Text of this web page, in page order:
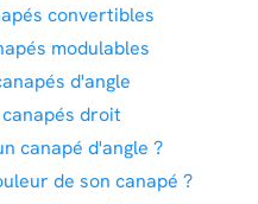
convertibles
modulables
d'angle
droit
canapé d'angle ?
de son canapé ?